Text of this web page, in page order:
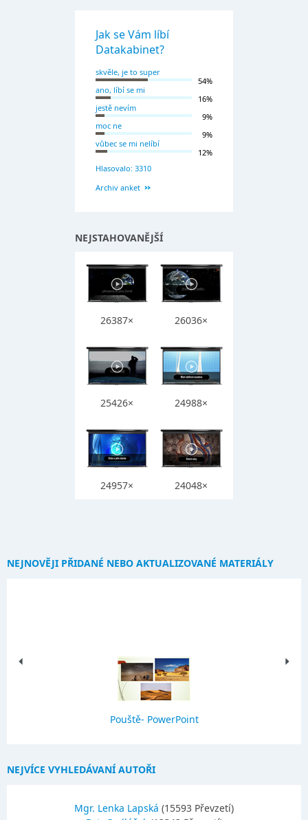
Jak se Vám líbí
Datakabinet?
skvěle, je to super
54%
ano, líbí se mi
16%
jestě nevím
9%
moc ne
9%
vůbec se mi nelíbí
12%
Hlasovalo: 3310
Archiv anket
NEJSTAHOVANĚJŠÍ
26387× 26036×
25426× 24988×
24957× 24048×
NEJNOVĚJI PŘIDANÉ NEBO AKTUALIZOVANÉ MATERIÁLY
Pouště- PowerPoint
NEJVÍCE VYHLEDÁVANÍ AUTOŘI
Mgr. Lenka Lapská (15593 Převzetí)